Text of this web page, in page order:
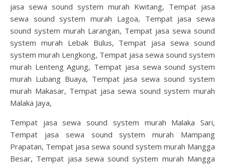
jasa sewa sound system murah Kwitang, Tempat jasa
sewa sound system murah Lagoa, Tempat jasa sewa
sound system murah Larangan, Tempat jasa sewa sound
system murah Lebak Bulus, Tempat jasa sewa sound
system murah Lengkong, Tempat jasa sewa sound system
murah Lenteng Agung, Tempat jasa sewa sound system
murah Lubang Buaya, Tempat jasa sewa sound system
murah Makasar, Tempat jasa sewa sound system murah
Malaka Jaya,
Tempat jasa sewa sound system murah Malaka Sari,
Tempat jasa sewa sound system murah Mampang
Prapatan, Tempat jasa sewa sound system murah Mangga
Besar, Tempat jasa sewa sound system murah Mangga